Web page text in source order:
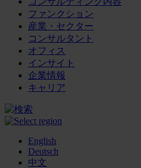
ファンクション
産業・セクター
コンサルタント
オフィス
インサイト
企業情報
キャリア
English
Deutsch
中文